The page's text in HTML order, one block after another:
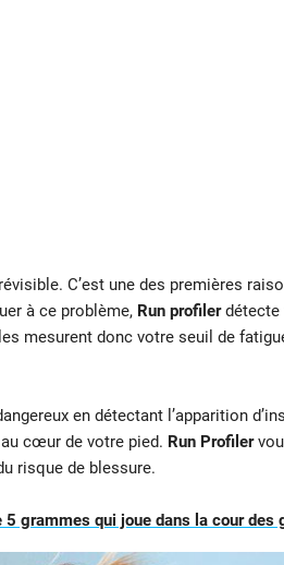
C’est une des premières
à ce problème, Run profilerdétecte
mesurent donc votre seuil de
en détectant l’apparition
cœur de votre pied. Run Profiler
risque de blessure.
grammes qui joue dans la cour des